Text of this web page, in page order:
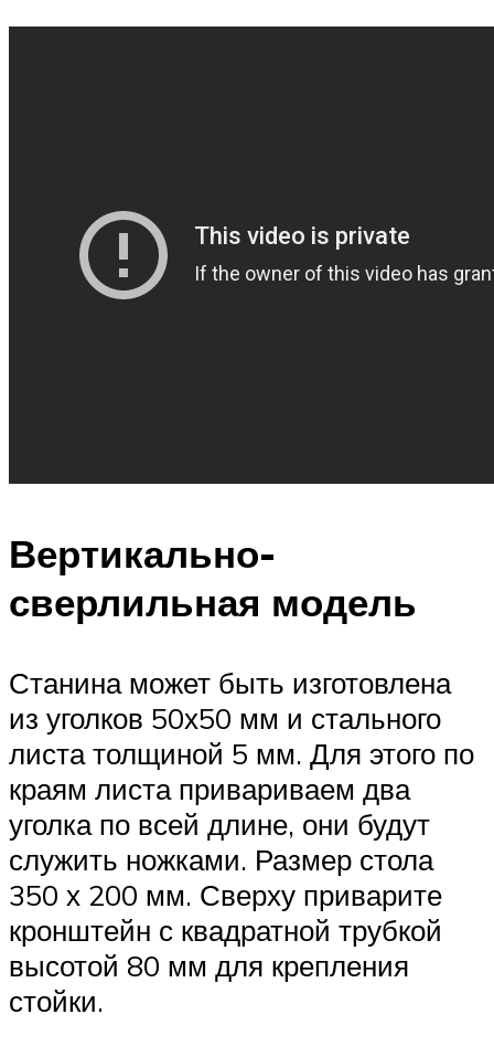
Вертикально-
сверлильная модель
Станина может быть изготовлена ​​
из уголков 50х50 мм и стального
листа толщиной 5 мм. Для этого по
краям листа привариваем два
уголка по всей длине, они будут
служить ножками. Размер стола
350 х 200 мм. Сверху приварите
кронштейн с квадратной трубкой
высотой 80 мм для крепления
стойки.